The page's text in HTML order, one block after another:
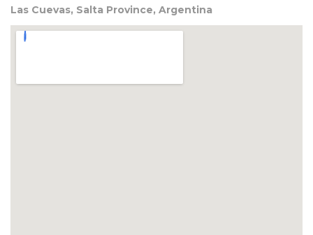
Las Cuevas, Salta Province, Argentina